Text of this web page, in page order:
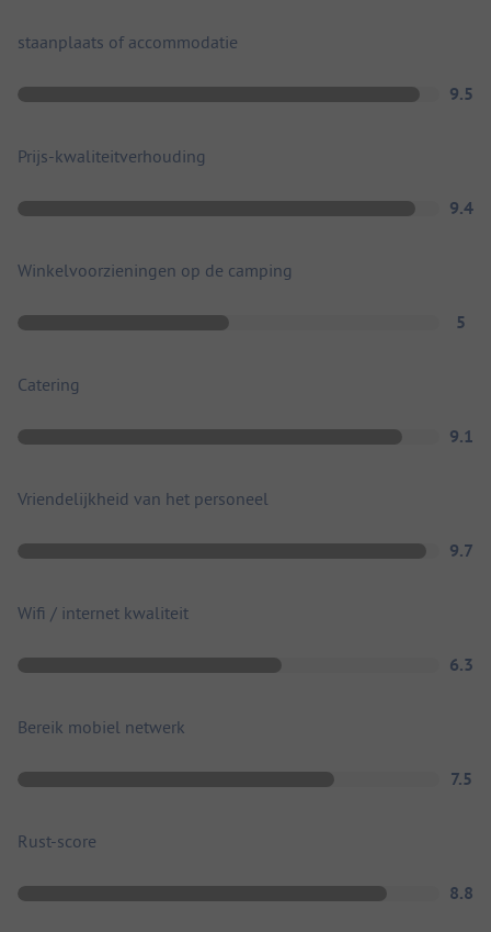
staanplaats of accommodatie
9.5
Prijs-kwaliteitverhouding
9.4
Winkelvoorzieningen op de camping
5
Catering
9.1
Vriendelijkheid van het personeel
9.7
Wifi / internet kwaliteit
6.3
Bereik mobiel netwerk
7.5
Rust-score
8.8